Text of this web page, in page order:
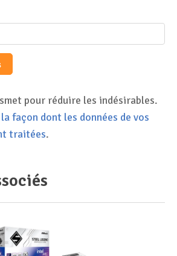
pour réduire les indésirables.
façon dont les données de vos
traitées.